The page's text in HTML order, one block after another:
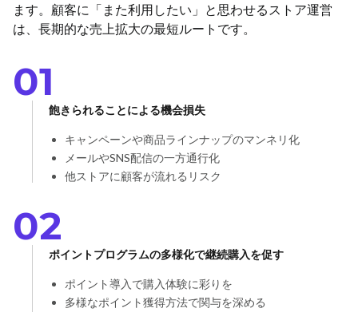
ます。顧客に「また利用したい」と思わせるストア運営
は、長期的な売上拡大の最短ルートです。
01
飽きられることによる機会損失
キャンペーンや商品ラインナップのマンネリ化
メールやSNS配信の一方通行化
他ストアに顧客が流れるリスク
02
ポイントプログラムの多様化で継続購入を促す
ポイント導入で購入体験に彩りを
多様なポイント獲得方法で関与を深める